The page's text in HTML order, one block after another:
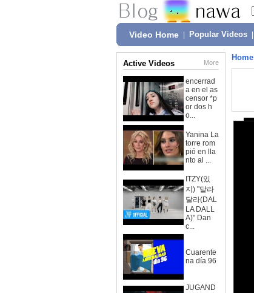
Video Home Popular Videos
Active Videos More
encerrad
a en el as
censor *p
or dos h
o...
Yanina La
torre rom
pió en lla
nto al ...
ITZY(있
지) "달라
달라(DAL
LA DALL
A)" Dan
c...
Cuarente
na día 96
JUGAND
Home